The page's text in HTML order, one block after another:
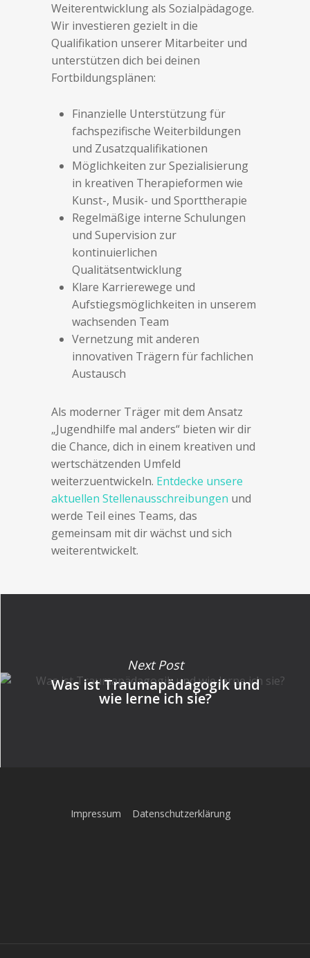
Weiterentwicklung als Sozialpädagoge.
Wir investieren gezielt in die
Qualifikation unserer Mitarbeiter und
unterstützen dich bei deinen
Fortbildungsplänen:
Finanzielle Unterstützung für
fachspezifische Weiterbildungen
und Zusatzqualifikationen
Möglichkeiten zur Spezialisierung
in kreativen Therapieformen wie
Kunst-, Musik- und Sporttherapie
Regelmäßige interne Schulungen
und Supervision zur
kontinuierlichen
Qualitätsentwicklung
Klare Karrierewege und
Aufstiegsmöglichkeiten in unserem
wachsenden Team
Vernetzung mit anderen
innovativen Trägern für fachlichen
Austausch
Als moderner Träger mit dem Ansatz
„Jugendhilfe mal anders“ bieten wir dir
die Chance, dich in einem kreativen und
wertschätzenden Umfeld
weiterzuentwickeln. Entdecke unsere
aktuellen Stellenausschreibungen und
werde Teil eines Teams, das
gemeinsam mit dir wächst und sich
weiterentwickelt.
Next Post
Was ist Traumapädagogik und
wie lerne ich sie?
Impressum Datenschutzerklärung